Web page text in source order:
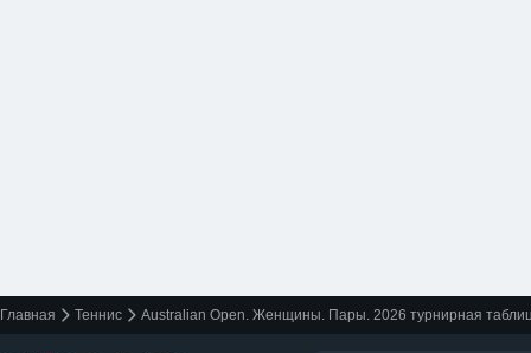
Главная Теннис Australian Open. Женщины. Пары. 2026 турнирная